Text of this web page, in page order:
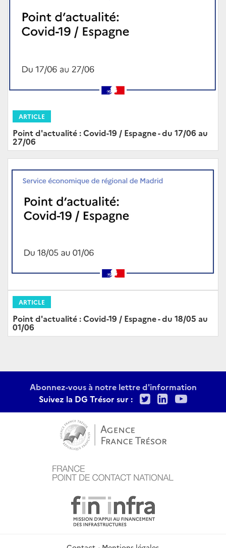
ARTICLE
Point d'actualité : Covid-19 / Espagne - du 17/06 au
27/06
ARTICLE
Point d'actualité : Covid-19 / Espagne - du 18/05 au
01/06
Abonnez-vous à notre lettre d'information
Suivez la DG Trésor sur :
TwitterLinkedIn